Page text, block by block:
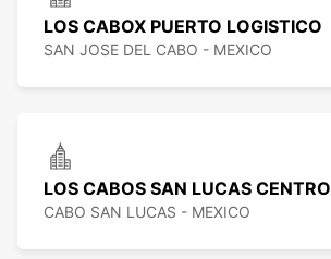
LOS CABOX PUERTO LOGISTICO
SAN JOSE DEL CABO - MEXICO
LOS CABOS SAN LUCAS CENTRO
CABO SAN LUCAS - MEXICO